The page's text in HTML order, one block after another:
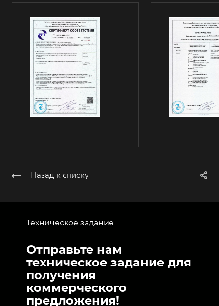
Назад к списку
Техническое задание
Отправьте нам
техническое задание для
получения
коммерческого
предложения!